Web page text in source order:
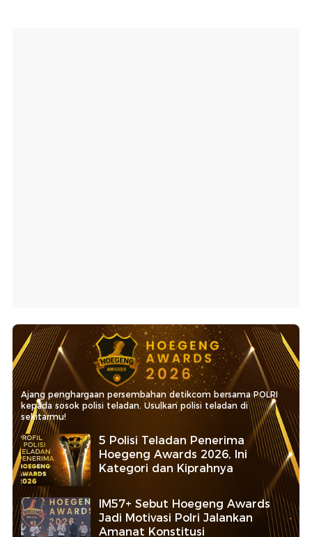
Ajang penghargaan persembahan detikcom bersama POLRI
kepada sosok polisi teladan. Usulkan polisi teladan di
sekitarmu!
5 Polisi Teladan Penerima
Hoegeng Awards 2026, Ini
Kategori dan Kiprahnya
IM57+ Sebut Hoegeng Awards
Jadi Motivasi Polri Jalankan
Amanat Konstitusi